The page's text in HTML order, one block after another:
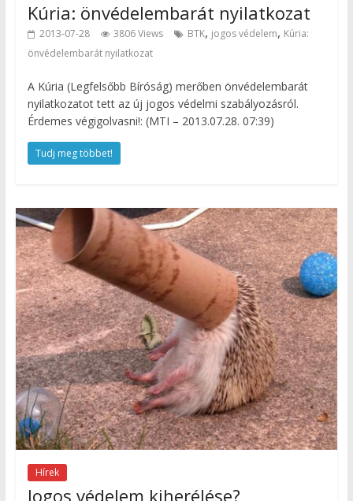
Kúria: önvédelembarát nyilatkozat
2013-07-28 3806 Views BTK, jogos védelem, Kúria:
önvédelembarát nyilatkozat
A Kúria (Legfelsőbb Bíróság) merőben önvédelembarát
nyilatkozatot tett az új jogos védelmi szabályozásról.
Érdemes végigolvasni!: (MTI – 2013.07.28. 07:39)
Tudj meg többet!
Hírek
Jogos védelem kiherélése?